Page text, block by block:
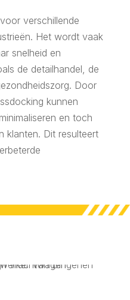
verschillende
Het wordt vaak
snelheid en
de detailhandel, de
Door
kunnen
en toch
klanten. Dit resulteert